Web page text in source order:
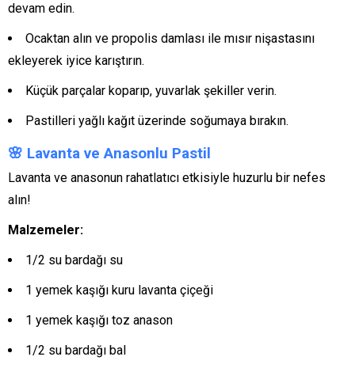
devam edin.
Ocaktan alın ve propolis damlası ile mısır nişastasını
ekleyerek iyice karıştırın.
Küçük parçalar koparıp, yuvarlak şekiller verin.
Pastilleri yağlı kağıt üzerinde soğumaya bırakın.
🌸 Lavanta ve Anasonlu Pastil
Lavanta ve anasonun rahatlatıcı etkisiyle huzurlu bir nefes
alın!
Malzemeler:
1/2 su bardağı su
1 yemek kaşığı kuru lavanta çiçeği
1 yemek kaşığı toz anason
1/2 su bardağı bal